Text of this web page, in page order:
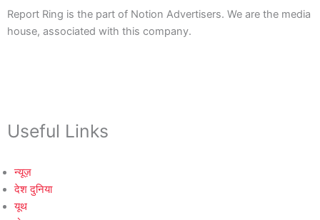
Report Ring is the part of Notion Advertisers. We are the media
house, associated with this company.
Useful Links
न्यूज़
देश दुनिया
यूथ